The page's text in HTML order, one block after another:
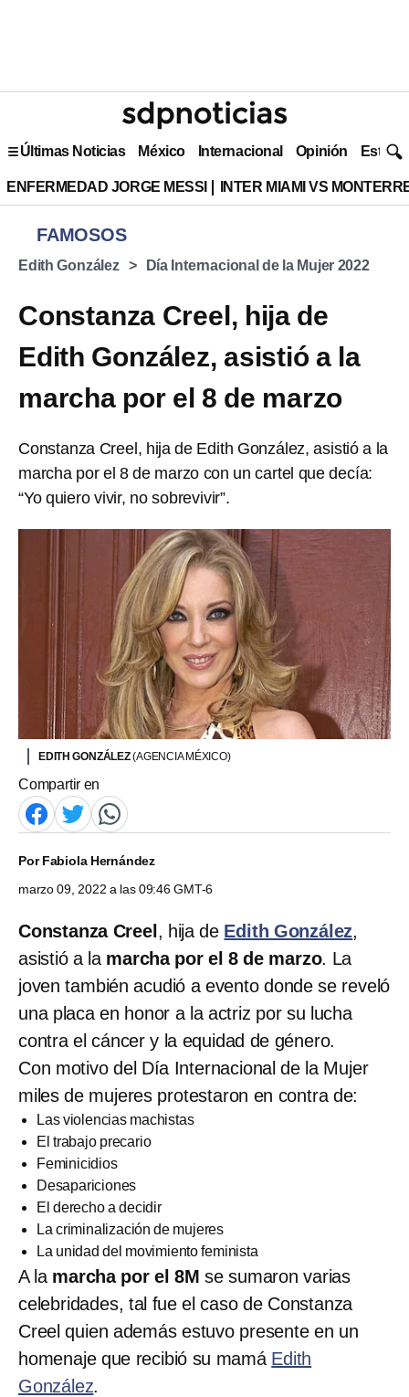
Últimas Noticias México Internacional Opinión Estilo
ENFERMEDAD JORGE MESSI INTER MIAMI VS
FAMOSOS
Edith González Día Internacional de la Mujer 2022
Constanza Creel, hija de
Edith González, asistió a la
marcha por el 8 de marzo
Constanza Creel, hija de Edith González, asistió a la
marcha por el 8 de marzo con un cartel que decía:
“Yo quiero vivir, no sobrevivir”.
EDITH GONZÁLEZ(AGENCIA MÉXICO)
Compartir en
PorFabiola Hernández
marzo 09, 2022 a las 09:46 GMT-6
Constanza Creel , hija de Edith González,
asistió a la marcha por el 8 de marzo. La
joven también acudió a evento donde se reveló
una placa en honor a la actriz por su lucha
contra el cáncer y la equidad de género.
Con motivo del Día Internacional de la Mujer
miles de mujeres protestaron en contra de:
Las violencias machistas
El trabajo precario
Feminicidios
Desapariciones
El derecho a decidir
La criminalización de mujeres
La unidad del movimiento feminista
A la marcha por el 8M se sumaron varias
celebridades, tal fue el caso de Constanza
Creel quien además estuvo presente en un
homenaje que recibió su mamá Edith
González.